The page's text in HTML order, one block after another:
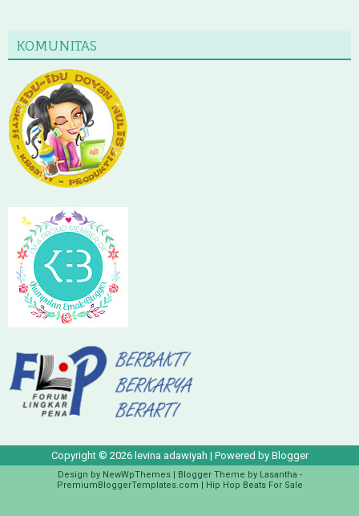
KOMUNITAS
Copyright © 2026 levina adawiyah | Powered by Blogger
Design by NewWpThemes| Blogger Theme by Lasantha -
PremiumBloggerTemplates.com | Hip Hop Beats For Sale